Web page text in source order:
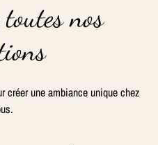
nos
créer une ambiance unique chez